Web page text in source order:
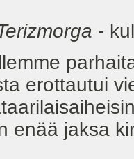
-
erottautui
enää jaksa